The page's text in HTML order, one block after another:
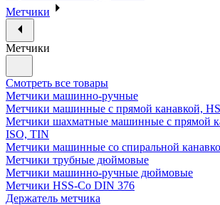
Метчики
Метчики
Смотреть все товары
Метчики машинно-ручные
Метчики машинные с прямой канавкой,
Метчики шахматные машинные с прямой
ISO, TIN
Метчики машинные со спиральной
Метчики трубные дюймовые
Метчики машинно-ручные дюймовые
Метчики HSS-Co DIN 376
Держатель метчика